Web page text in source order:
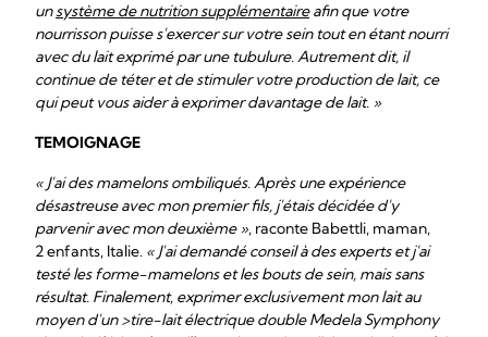
unsystème de nutrition supplémentaireafin que votre
nourrisson puisse s'exercer sur votre sein tout en étant nourri
avec du lait exprimé par une tubulure. Autrement dit, il
continue de téter et de stimuler votre production de lait, ce
qui peut vous aider à exprimer davantage de lait. »
TEMOIGNAGE
« J'ai des mamelons ombiliqués. Après une expérience
désastreuse avec mon premier fils, j'étais décidée d'y
parvenir avec mon deuxième », raconte Babettli, maman,
2 enfants, Italie. « J'ai demandé conseil à des experts et j'ai
testé les forme-mamelons et les bouts de sein, mais sans
résultat. Finalement, exprimer exclusivement mon lait au
moyen d'un >tire-lait électrique double Medela Symphony